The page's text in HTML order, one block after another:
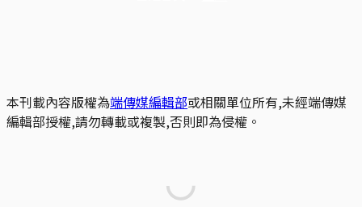
本刊載內容版權為端傳媒編輯部或相關單位所有,未經端傳媒
編輯部授權,請勿轉載或複製,否則即為侵權。